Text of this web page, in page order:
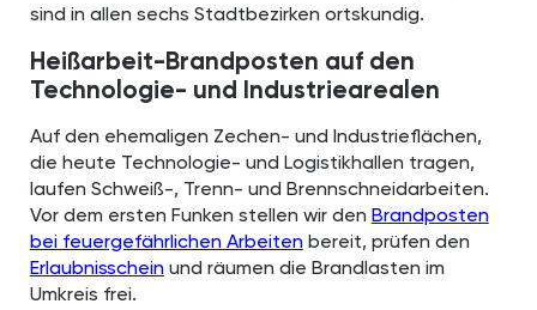
sind in allen sechs Stadtbezirken ortskundig.
Heißarbeit-Brandposten auf den
Technologie- und Industriearealen
Auf den ehemaligen Zechen- und Industrieflächen,
die heute Technologie- und Logistikhallen tragen,
laufen Schweiß-, Trenn- und Brennschneidarbeiten.
Vor dem ersten Funken stellen wir den Brandposten
bei feuergefährlichen Arbeitenbereit, prüfen den
Erlaubnisscheinund räumen die Brandlasten im
Umkreis frei.